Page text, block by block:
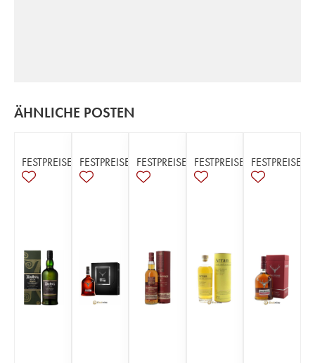
ÄHNLICHE POSTEN
FESTPREISE FESTPREISE FESTPREISE FESTPREISE FESTPREISE